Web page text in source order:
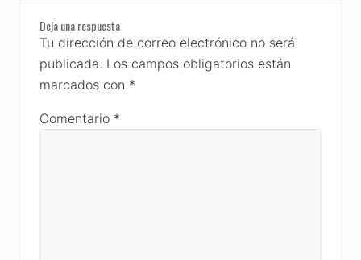
Reader
Interactions
Deja una respuesta
Tu dirección de correo electrónico no será
publicada. Los campos obligatorios están
marcados con *
Comentario *